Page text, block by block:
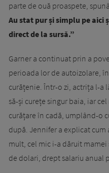
parte de ouă proaspete,
Au stat pur și simplu pe aici
direct de la sursă.”
Garner a continuat prin a
perioada lor de autoizolare,
curățenie. Într-o zi, actrița l-a
să-și curețe singur baia, iar
curățare în cadă, umplând-o
după. Jennifer a explicat cum
mult, cel mic i-a dăruit mamei
de dolari, drept salariu anual